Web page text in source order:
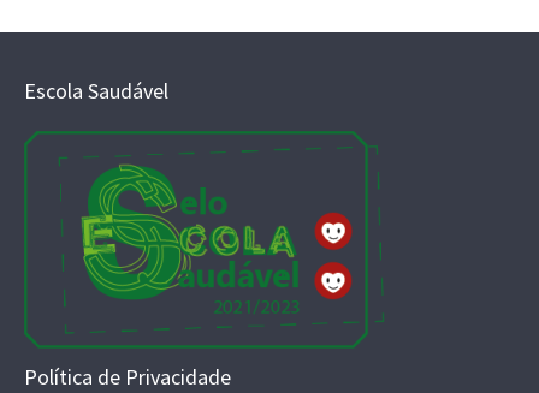
Escola Saudável
Política de Privacidade